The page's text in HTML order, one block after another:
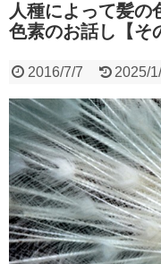
人種によって髪の
色素のお話し【そ
2016/7/7 2025/